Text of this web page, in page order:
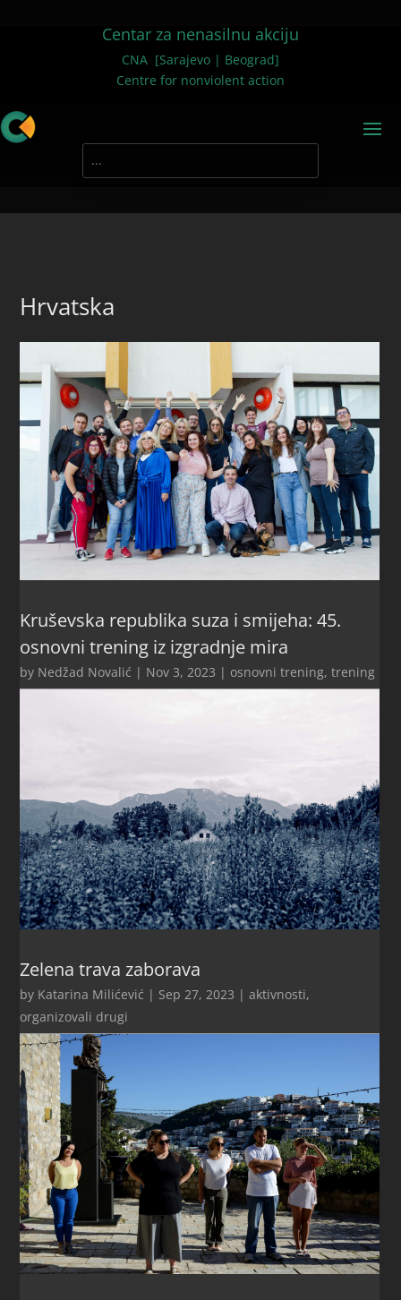
Centar za nenasilnu akciju
CNA [Sarajevo | Beograd]
Centre for nonviolent action
Hrvatska
Kruševska republika suza i smijeha: 45.
osnovni trening iz izgradnje mira
by Nedžad Novalić | Nov 3, 2023 | osnovni trening,trening
Zelena trava zaborava
by Katarina Milićević | Sep 27, 2023 |aktivnosti,
organizovali drugi